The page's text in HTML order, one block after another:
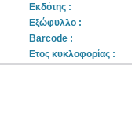
Εκδότης :
Εξώφυλλο :
Barcode :
Ετος κυκλοφορίας :